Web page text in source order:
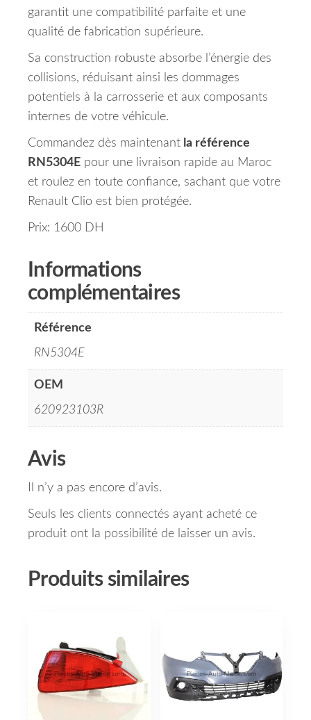
garantit une compatibilité parfaite et une
qualité de fabrication supérieure.
Sa construction robuste absorbe l’énergie des
collisions, réduisant ainsi les dommages
potentiels à la carrosserie et aux composants
internes de votre véhicule.
Commandez dès maintenant la référence
RN5304E pour une livraison rapide au Maroc
et roulez en toute confiance, sachant que votre
Renault Clio est bien protégée.
Prix: 1600 DH
Informations
complémentaires
Référence
RN5304E
OEM
620923103R
Avis
Il n’y a pas encore d’avis.
Seuls les clients connectés ayant acheté ce
produit ont la possibilité de laisser un avis.
Produits similaires